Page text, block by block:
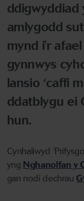
ddigwyddiad
amlygodd
mynd i'r
gynnwys
lansio ‘caffi
ddatblygu ei
hun.
Cynhaliwyd
yng Nghanolfan y
gan nodi dechrau